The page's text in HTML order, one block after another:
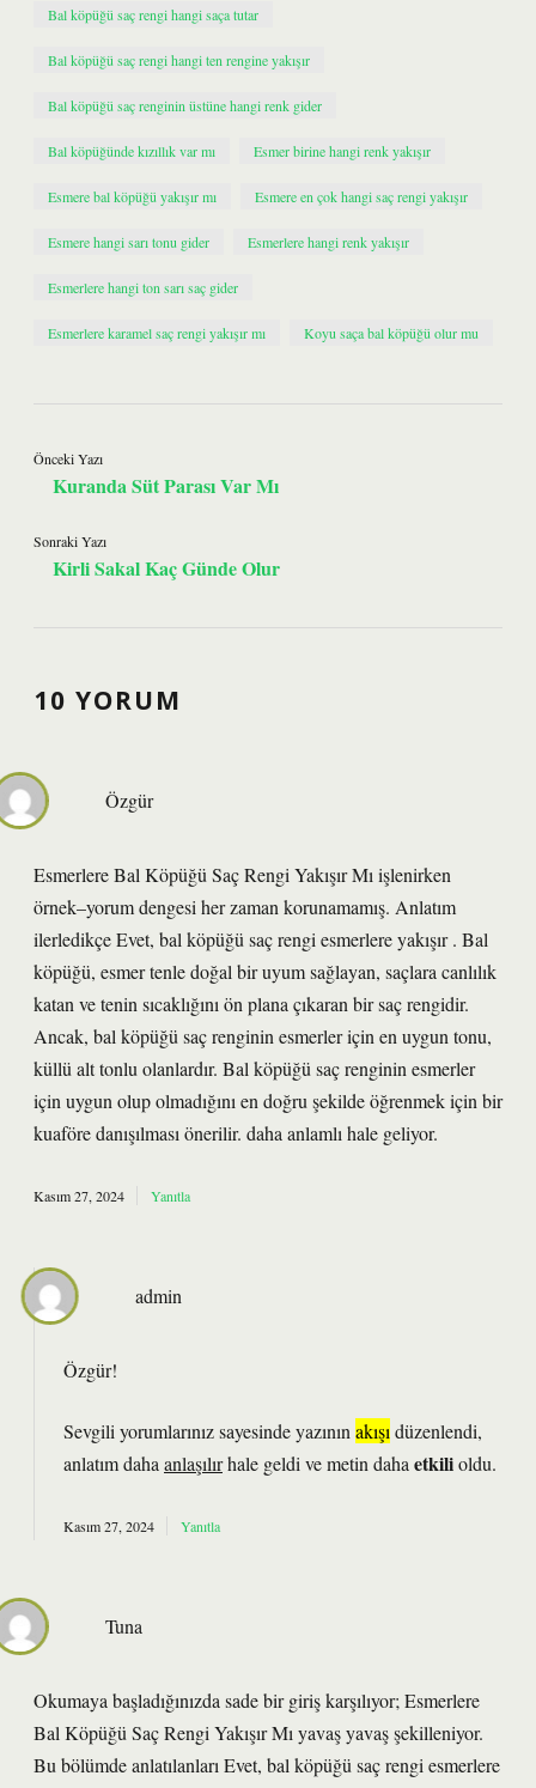
Bal köpüğü saç rengi hangi saça tutar
Bal köpüğü saç rengi hangi ten rengine yakışır
Bal köpüğü saç renginin üstüne hangi renk gider
Bal köpüğünde kızıllık var mı Esmer birine hangi renk yakışır
Esmere bal köpüğü yakışır mı Esmere en çok hangi saç rengi yakışır
Esmere hangi sarı tonu gider Esmerlere hangi renk yakışır
Esmerlere hangi ton sarı saç gider
Esmerlere karamel saç rengi yakışır mı Koyu saça bal köpüğü olur mu
Önceki Yazı
Kuranda Süt Parası Var Mı
Sonraki Yazı
Kirli Sakal Kaç Günde Olur
10 YORUM
Özgür
Esmerlere Bal Köpüğü Saç Rengi Yakışır Mı işlenirken
örnek–yorum dengesi her zaman korunamamış. Anlatım
ilerledikçe Evet, bal köpüğü saç rengi esmerlere yakışır . Bal
köpüğü, esmer tenle doğal bir uyum sağlayan, saçlara canlılık
katan ve tenin sıcaklığını ön plana çıkaran bir saç rengidir.
Ancak, bal köpüğü saç renginin esmerler için en uygun tonu,
küllü alt tonlu olanlardır. Bal köpüğü saç renginin esmerler
için uygun olup olmadığını en doğru şekilde öğrenmek için bir
kuaföre danışılması önerilir. daha anlamlı hale geliyor.
Kasım 27, 2024 Yanıtla
admin
Özgür!
Sevgili yorumlarınız sayesinde yazının akışı düzenlendi,
anlatım daha anlaşılırhale geldi ve metin daha etkilioldu.
Kasım 27, 2024 Yanıtla
Tuna
Okumaya başladığınızda sade bir giriş karşılıyor; Esmerlere
Bal Köpüğü Saç Rengi Yakışır Mı yavaş yavaş şekilleniyor.
Bu bölümde anlatılanları Evet, bal köpüğü saç rengi esmerlere